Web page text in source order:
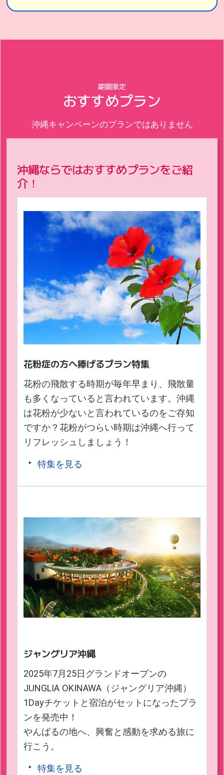
期間限定
おすすめプラン
沖縄キャンペーンのプランではありません
沖縄ならではおすすめプランをご紹
介！
花粉症の方へ捧げるプラン特集
花粉の飛散する時期が毎年早まり、飛散量
も多くなっていると言われています。沖縄
は花粉が少ないと言われているのをご存知
ですか？花粉がつらい時期は沖縄へ行って
リフレッシュしましょう！
特集を見る
ジャングリア沖縄
2025年7月25日グランドオープンの
JUNGLIA OKINAWA（ジャングリア沖縄）
1Dayチケットと宿泊がセットになったプラ
ンを発売中！
やんばるの地へ、興奮と感動を求める旅に
行こう。
特集を見る